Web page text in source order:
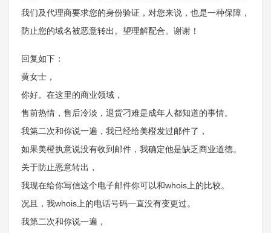
我们及代理商要求您的身份验证，对您来说，也是一种保障，
防止您的域名被恶意转出。望理解配合。谢谢！
回复如下：
黄女士，
你好。在这里的商业领域，
售前热情，售后冷淡，退货刁难是成年人都知道的事情。
我第二次和你说一遍，我已经给美橙发过邮件了，
如果美橙执意说没有收到邮件，我确定他是缺乏商业道德。
关于防止恶意转出，
我现在给你写信这个电子邮件你可以和whois上的比较。
况且，我whois上的电话号码一直没有变更过。
我第二次和你说一遍，